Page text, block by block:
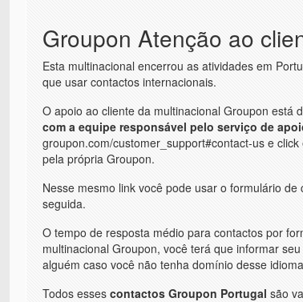
Groupon Atenção ao
Esta multinacional encerrou as atividades em
que usar contactos internacionais.
O apoio ao cliente da multinacional Groupon está
com a equipe responsável pelo serviço de
groupon.com/customer_support#contact-us e click
pela própria Groupon.
Nesse mesmo link você pode usar o formulário
seguida.
O tempo de resposta médio para contactos por
multinacional Groupon, você terá que informar
alguém caso você não tenha domínio desse
Todos esses contactos Groupon Portugal são